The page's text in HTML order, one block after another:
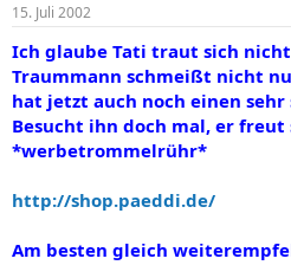
t
a
t
e
r
a
t
m
15. Juli 2002
Ich glaube Tati traut sich
Traummann schmeißt nicht
hat jetzt auch noch einen
Besucht ihn doch mal, er
*werbetrommelrühr*
http://shop.paeddi.de/
Am besten gleich